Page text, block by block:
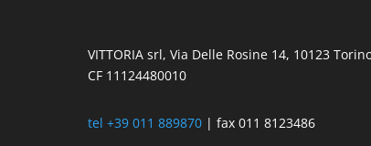
VITTORIA srl, Via Delle Rosine 14, 10123
CF 11124480010
tel +39 011 889870| fax 011 8123486